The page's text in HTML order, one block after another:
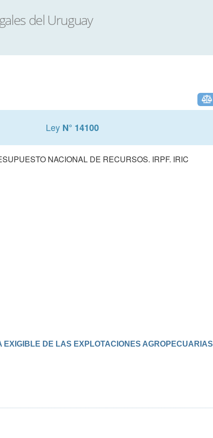
Ley N° 14100
NACIONAL DE RECURSOS. IRPF. IRIC
EXIGIBLE DE LAS EXPLOTACIONES AGROPECUARIAS